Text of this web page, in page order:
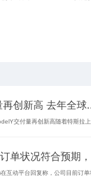
创新高 去年全球
交付量再创新高随着特斯拉上
单状况符合预期
互动平台回复称，公司目前订单